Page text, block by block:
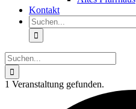
Kontakt
Suche
nach:
Suche
nach:
1 Veranstaltung gefunden.